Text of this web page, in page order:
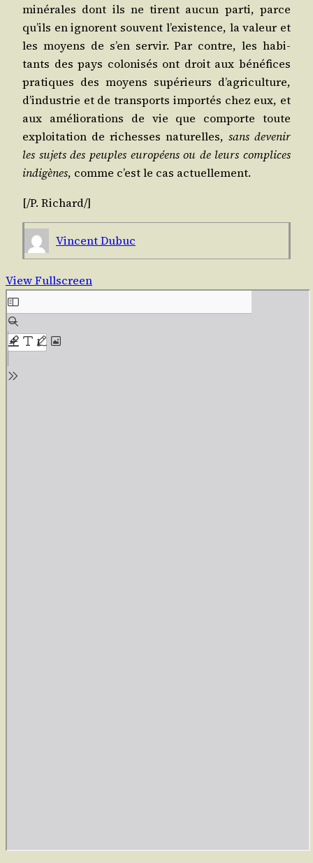
miné­rales dont ils ne tirent aucun par­ti, parce
qu’ils en ignorent sou­vent l’existence, la valeur et
les moyens de s’en ser­vir. Par contre, les habi­
tants des pays colo­ni­sés ont droit aux béné­fices
pra­tiques des moyens supé­rieurs d’agriculture,
d’industrie et de trans­ports impor­tés chez eux, et
aux amé­lio­ra­tions de vie que com­porte toute
exploi­ta­tion de richesses natu­relles, sans deve­nir
les sujets des peuples euro­péens ou de leurs com­plices
indi­gènes, comme c’est le cas actuellement.
[/​P. Richard/​]
Vincent Dubuc
View Fullscreen